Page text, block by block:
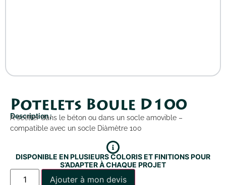
Potelets Boule D100
Description :
A sceller dans le béton ou dans un socle amovible –
compatible avec un socle Diàmètre 100
DISPONIBLE EN PLUSIEURS COLORIS ET FINITIONS POUR
S’ADAPTER À CHAQUE PROJET
Ajouter à mon devis